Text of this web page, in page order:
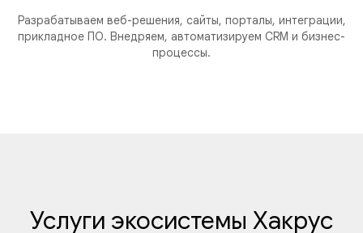
Разрабатываем веб-решения, сайты, порталы, интеграции,
прикладное ПО. Внедряем, автоматизируем CRM и бизнес-
процессы.
Услуги экосистемы Хакрус